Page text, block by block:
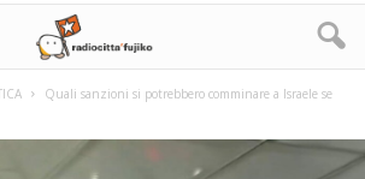
Quali sanzioni si potrebbero comminare a Israele se